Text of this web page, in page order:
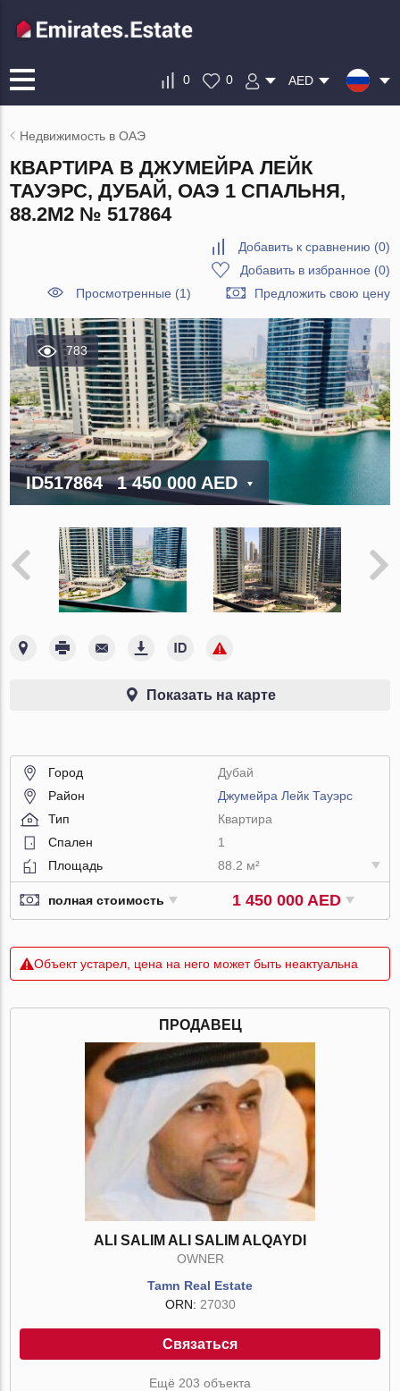
0 0 AED
Недвижимость в ОАЭ
КВАРТИРА В ДЖУМЕЙРА ЛЕЙК
ТАУЭРС, ДУБАЙ, ОАЭ 1 СПАЛЬНЯ,
88.2М2 № 517864
Добавить к сравнению (0)
Добавить в избранное (0)
Просмотренные (1)
Предложить свою цену
783
ID517864 1 450 000 AED
Показать на карте
Город
Дубай
Район
Джумейра Лейк Тауэрс
Тип
Квартира
Спален
1
Площадь
88.2 м²
полная стоимость 1 450 000 AED
Объект устарел, цена на него может быть неактуальна
ПРОДАВЕЦ
ALI SALIM ALI SALIM ALQAYDI
OWNER
Tamn Real Estate
ORN: 27030
Связаться
Ещё 203 объекта